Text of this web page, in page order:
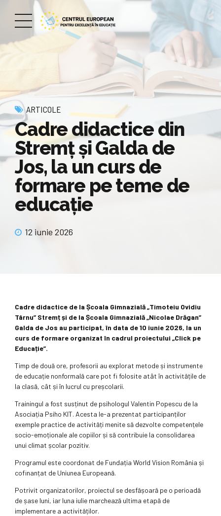
ARTICOLE
Cadre didactice din
Stremț și Galda de
Jos, la un curs de
formare pe teme de
educație
12 iunie 2026
Cadre didactice de la Școala Gimnazială „Timoteiu Ovidiu
Târnu” Stremț și de la Școala Gimnazială „Nicolae Drăgan”
Galda de Jos au participat, în data de 10 iunie 2026, la un
curs de formare organizat în cadrul proiectului „Click pe
Educație”.
Timp de două ore, profesorii au explorat metode și instrumente
de educație nonformală care pot fi folosite atât în activitățile de
la clasă, cât și în lucrul cu preșcolarii.
Trainingul a fost susținut de psihologul Valentin Popescu de la
Asociația Psiho KIT. Acesta le-a prezentat participanților
exemple practice de activități menite să dezvolte competențele
socio-emoționale ale copiilor și să contribuie la consolidarea
unui climat școlar pozitiv.
Programul este coordonat de Fundația World Vision România și
cofinanțat de Uniunea Europeană.
Potrivit organizatorilor, proiectul se desfășoară pe o perioadă
de șase luni, iar luna iulie marchează ultima etapă de
implementare a activităților.